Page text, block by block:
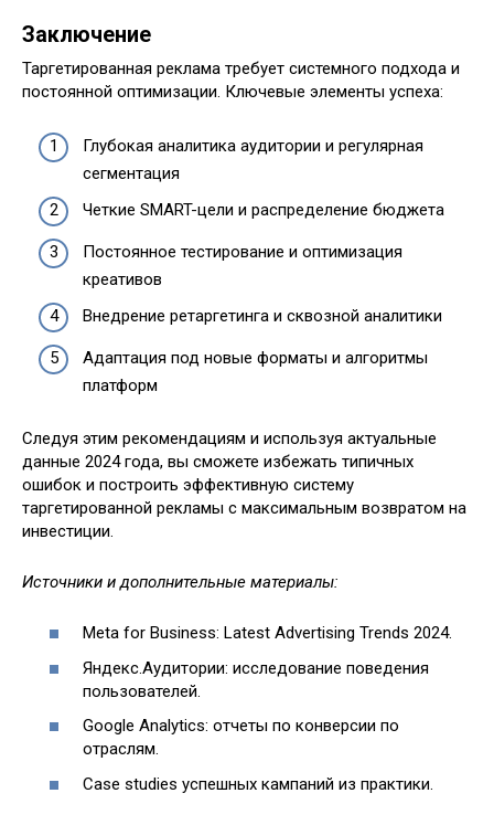
Заключение
Таргетированная реклама требует системного подхода и
постоянной оптимизации. Ключевые элементы успеха:
Глубокая аналитика аудитории и регулярная
сегментация
Четкие SMART-цели и распределение бюджета
Постоянное тестирование и оптимизация
креативов
Внедрение ретаргетинга и сквозной аналитики
Адаптация под новые форматы и алгоритмы
платформ
Следуя этим рекомендациям и используя актуальные
данные 2024 года, вы сможете избежать типичных
ошибок и построить эффективную систему
таргетированной рекламы с максимальным возвратом на
инвестиции.
Источники и дополнительные материалы:
Meta for Business: Latest Advertising Trends 2024.
Яндекс.Аудитории: исследование поведения
пользователей.
Google Analytics: отчеты по конверсии по
отраслям.
Case studies успешных кампаний из практики.